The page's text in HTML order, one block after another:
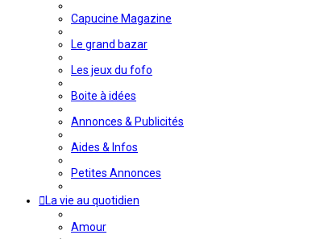
Capucine Magazine
Le grand bazar
Les jeux du fofo
Boite à idées
Annonces & Publicités
Aides & Infos
Petites Annonces
La vie au quotidien
Amour